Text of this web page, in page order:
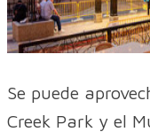
Se puede
Creek Park y el